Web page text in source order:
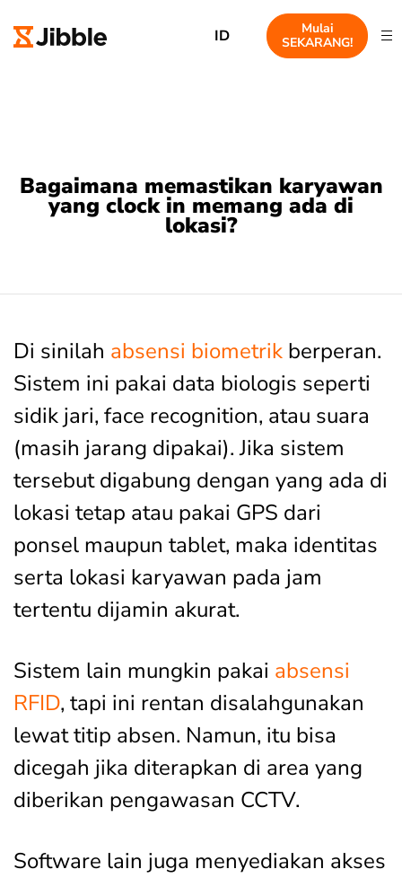
ID
Mulai
SEKARANG!
Bagaimana memastikan karyawan
yang clock in memang ada di
lokasi?
Di sinilah absensi biometrik berperan.
Sistem ini pakai data biologis seperti
sidik jari, face recognition, atau suara
(masih jarang dipakai). Jika sistem
tersebut digabung dengan yang ada di
lokasi tetap atau pakai GPS dari
ponsel maupun tablet, maka identitas
serta lokasi karyawan pada jam
tertentu dijamin akurat.
Sistem lain mungkin pakai absensi
RFID, tapi ini rentan disalahgunakan
lewat titip absen. Namun, itu bisa
dicegah jika diterapkan di area yang
diberikan pengawasan CCTV.
Software lain juga menyediakan akses